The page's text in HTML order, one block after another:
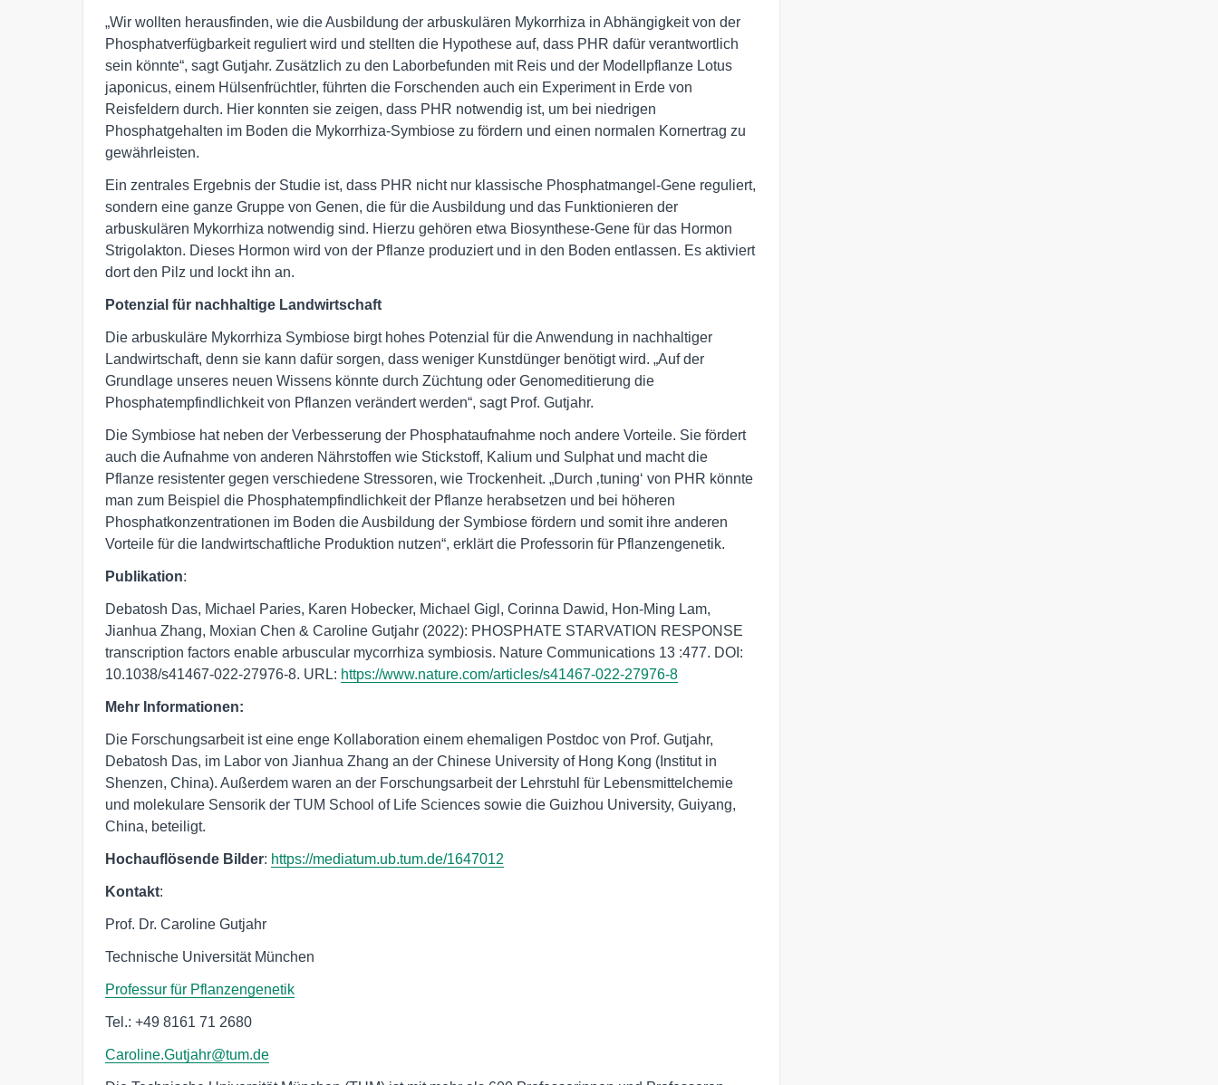
„Wir wollten herausfinden, wie die Ausbildung der arbuskulären Mykorrhiza in Abhängigkeit von der
Phosphatverfügbarkeit reguliert wird und stellten die Hypothese auf, dass PHR dafür verantwortlich
sein könnte“, sagt Gutjahr. Zusätzlich zu den Laborbefunden mit Reis und der Modellpflanze Lotus
japonicus, einem Hülsenfrüchtler, führten die Forschenden auch ein Experiment in Erde von
Reisfeldern durch. Hier konnten sie zeigen, dass PHR notwendig ist, um bei niedrigen
Phosphatgehalten im Boden die Mykorrhiza-Symbiose zu fördern und einen normalen Kornertrag zu
gewährleisten.
Ein zentrales Ergebnis der Studie ist, dass PHR nicht nur klassische Phosphatmangel-Gene reguliert,
sondern eine ganze Gruppe von Genen, die für die Ausbildung und das Funktionieren der
arbuskulären Mykorrhiza notwendig sind. Hierzu gehören etwa Biosynthese-Gene für das Hormon
Strigolakton. Dieses Hormon wird von der Pflanze produziert und in den Boden entlassen. Es aktiviert
dort den Pilz und lockt ihn an.
Potenzial für nachhaltige Landwirtschaft
Die arbuskuläre Mykorrhiza Symbiose birgt hohes Potenzial für die Anwendung in nachhaltiger
Landwirtschaft, denn sie kann dafür sorgen, dass weniger Kunstdünger benötigt wird. „Auf der
Grundlage unseres neuen Wissens könnte durch Züchtung oder Genomeditierung die
Phosphatempfindlichkeit von Pflanzen verändert werden“, sagt Prof. Gutjahr.
Die Symbiose hat neben der Verbesserung der Phosphataufnahme noch andere Vorteile. Sie fördert
auch die Aufnahme von anderen Nährstoffen wie Stickstoff, Kalium und Sulphat und macht die
Pflanze resistenter gegen verschiedene Stressoren, wie Trockenheit. „Durch ‚tuning‘ von PHR könnte
man zum Beispiel die Phosphatempfindlichkeit der Pflanze herabsetzen und bei höheren
Phosphatkonzentrationen im Boden die Ausbildung der Symbiose fördern und somit ihre anderen
Vorteile für die landwirtschaftliche Produktion nutzen“, erklärt die Professorin für Pflanzengenetik.
Publikation:
Debatosh Das, Michael Paries, Karen Hobecker, Michael Gigl, Corinna Dawid, Hon-Ming Lam,
Jianhua Zhang, Moxian Chen & Caroline Gutjahr (2022): PHOSPHATE STARVATION RESPONSE
transcription factors enable arbuscular mycorrhiza symbiosis. Nature Communications 13 :477. DOI:
10.1038/s41467-022-27976-8. URL: https://www.nature.com/articles/s41467-022-27976-8
Mehr Informationen:
Die Forschungsarbeit ist eine enge Kollaboration einem ehemaligen Postdoc von Prof. Gutjahr,
Debatosh Das, im Labor von Jianhua Zhang an der Chinese University of Hong Kong (Institut in
Shenzen, China). Außerdem waren an der Forschungsarbeit der Lehrstuhl für Lebensmittelchemie
und molekulare Sensorik der TUM School of Life Sciences sowie die Guizhou University, Guiyang,
China, beteiligt.
Hochauflösende Bilder: https://mediatum.ub.tum.de/1647012
Kontakt:
Prof. Dr. Caroline Gutjahr
Technische Universität München
Professur für Pflanzengenetik
Tel.: +49 8161 71 2680
Caroline.Gutjahr@tum.de